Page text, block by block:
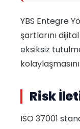
YBS Entegre
şartlarını
eksiksiz
Risk
ISO 37001